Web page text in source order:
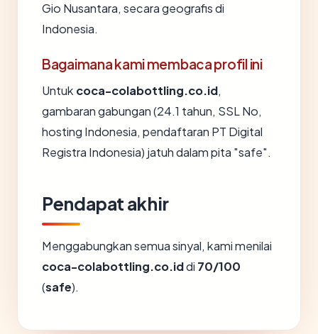
Gio Nusantara, secara geografis di
Indonesia.
Bagaimana kami membaca profil ini
Untuk coca-colabottling.co.id,
gambaran gabungan (24.1 tahun, SSL No,
hosting Indonesia, pendaftaran PT Digital
Registra Indonesia) jatuh dalam pita "safe".
Pendapat akhir
Menggabungkan semua sinyal, kami menilai
coca-colabottling.co.iddi 70/100
(safe).